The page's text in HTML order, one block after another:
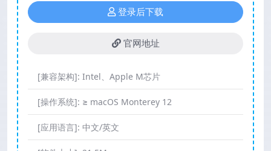
登录后下载
官网地址
[兼容架构]: Intel、Apple M芯片
[操作系统]: ≥ macOS Monterey 12
[应用语言]: 中文/英文